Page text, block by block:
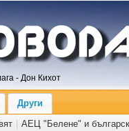
- Дон Кихот
Други
АЕЦ "Белене" и